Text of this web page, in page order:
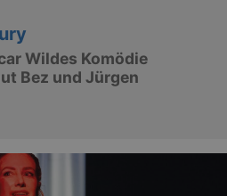
Wildes Komödie
Bez und Jürgen